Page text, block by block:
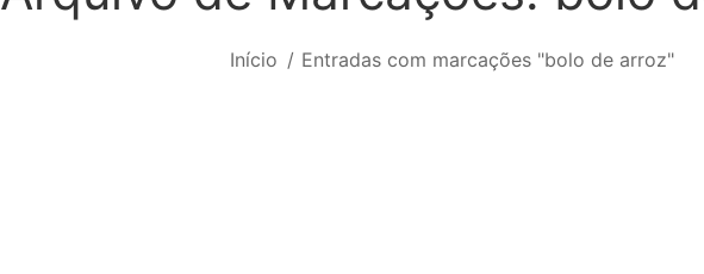
Início
Entradas com marcações "bolo de arroz"